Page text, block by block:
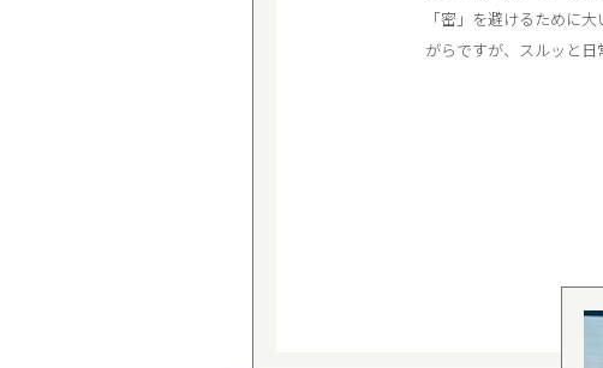
「密」を避けるために
がらですが、スルッと日